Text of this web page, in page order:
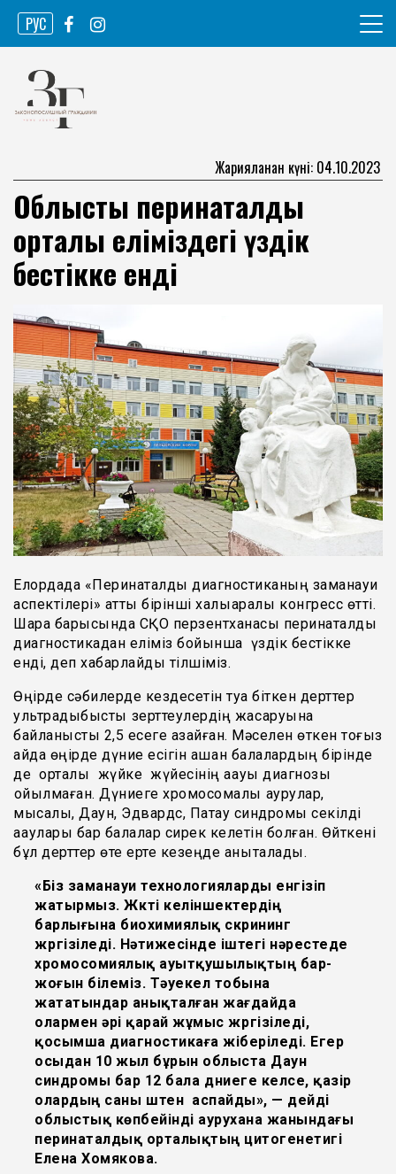
Skip
content
РУС
Законопослушный гражданин
Жарияланған күні: 04.10.2023
Облыстық перинаталдық
орталық еліміздегі үздік
бестікке енді
Елордада «Перинаталды диагностиканың заманауи
аспектілері» атты бірінші халықаралық конгресс өтті.
Шара барысында СҚО перзентханасы перинаталдық
диагностикадан еліміз бойынша үздік бестікке
енді, деп хабарлайды тілшіміз.
Өңірде сәбилерде кездесетін туа біткен дерттер
ультрадыбыстық зерттеулердің жақсаруына
байланысты 2,5 есеге азайған. Мәселен өткен тоғыз
айда өңірде дүние есігін ашқан балалардың бірінде
де орталық жүйке жүйесінің ақауы диагнозы
қойылмаған. Дүниеге хромосомалық аурулар,
мысалы, Даун, Эдвардс, Патау синдромы секілді
ақаулары бар балалар сирек келетін болған. Өйткені
бұл дерттер өте ерте кезеңде анықталады.
«Біз заманауи технологияларды енгізіп
жатырмыз. Жүкті келіншектердің
барлығына биохимиялық скрининг
жүргізіледі. Нәтижесінде іштегі нәрестеде
хромосомиялық ауытқушылықтың бар-
жоғын білеміз. Тәуекел тобына
жататындар анықталған жағдайда
олармен әрі қарай жұмыс жүргізіледі,
қосымша диагностикаға жіберіледі. Егер
осыдан 10 жыл бұрын облыста Даун
синдромы бар 12 бала дүниеге келсе, қазір
олардың саны үштен аспайды», — дейді
облыстық көпбейінді аурухана жанындағы
перинаталдық орталықтың цитогенетигі
Елена Хомякова.